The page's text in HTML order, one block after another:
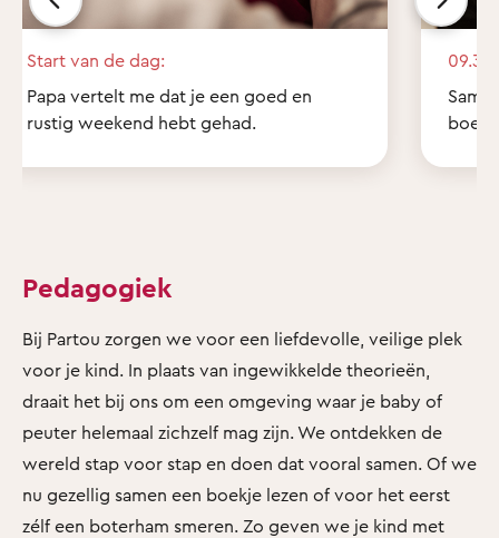
Start van de dag:
Papa vertelt me dat je een goed en
rustig weekend hebt gehad.
09.30
Pedagogiek
Bij Partou zorgen we voor een liefdevolle, veilige plek
voor je kind. In plaats van ingewikkelde theorieën,
draait het bij ons om een omgeving waar je baby of
peuter helemaal zichzelf mag zijn. We ontdekken de
wereld stap voor stap en doen dat vooral samen. Of we
nu gezellig samen een boekje lezen of voor het eerst
zélf een boterham smeren. Zo geven we je kind met